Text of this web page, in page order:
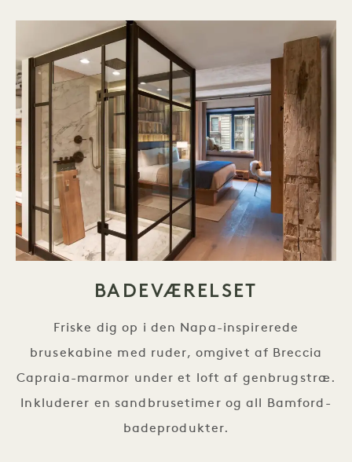
BADEVÆRELSET
Friske dig op i den Napa-inspirerede
brusekabine med ruder, omgivet af Breccia
Capraia-marmor under et loft af genbrugstræ.
Inkluderer en sandbrusetimer og all Bamford-
badeprodukter.